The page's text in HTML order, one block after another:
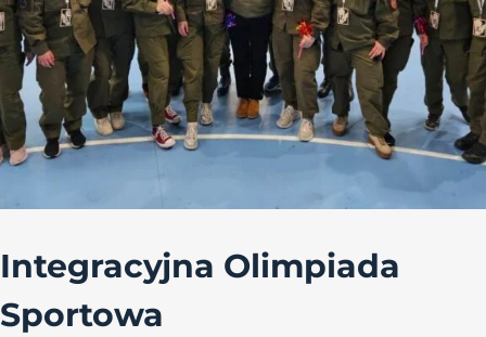
Integracyjna Olimpiada
Sportowa